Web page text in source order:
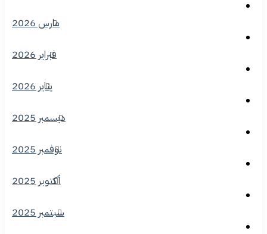
مارس 2026
فبراير 2026
يناير 2026
ديسمبر 2025
نوفمبر 2025
أكتوبر 2025
سبتمبر 2025